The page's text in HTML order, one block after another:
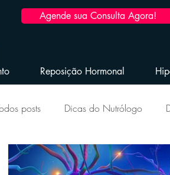
Agende sua Consulta Agora!
Reposição Hormonal
posts Dicas do Nutrólogo
Longevidade Envelhecimento